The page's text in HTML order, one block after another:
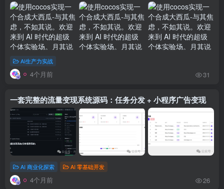
AI生产力实战
4个月前 31
一套完整的流量变现系统源码：任务分发 + 小程序广告变现
AI 商业化探索 AI 零基础开发
4个月前 26